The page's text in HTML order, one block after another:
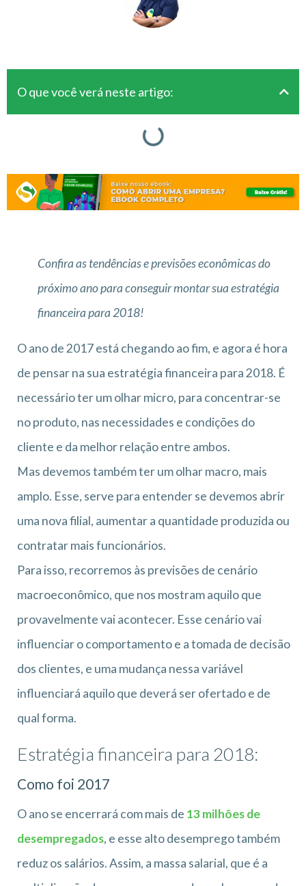
O que você verá neste artigo:
Confira as tendências e previsões econômicas do
próximo ano para conseguir montar sua estratégia
financeira para 2018!
O ano de 2017 está chegando ao fim, e agora é hora
de pensar na sua estratégia financeira para 2018. É
necessário ter um olhar micro, para concentrar-se
no produto, nas necessidades e condições do
cliente e da melhor relação entre ambos.
Mas devemos também ter um olhar macro, mais
amplo. Esse, serve para entender se devemos abrir
uma nova filial, aumentar a quantidade produzida ou
contratar mais funcionários.
Para isso, recorremos às previsões de cenário
macroeconômico, que nos mostram aquilo que
provavelmente vai acontecer. Esse cenário vai
influenciar o comportamento e a tomada de decisão
dos clientes, e uma mudança nessa variável
influenciará aquilo que deverá ser ofertado e de
qual forma.
Estratégia financeira para 2018:
Como foi 2017
O ano se encerrará com mais de 13 milhões de
desempregados, e esse alto desemprego também
reduz os salários. Assim, a massa salarial, que é a